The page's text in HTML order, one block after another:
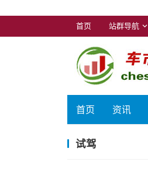
首页 站群导航
首页 资讯
试驾